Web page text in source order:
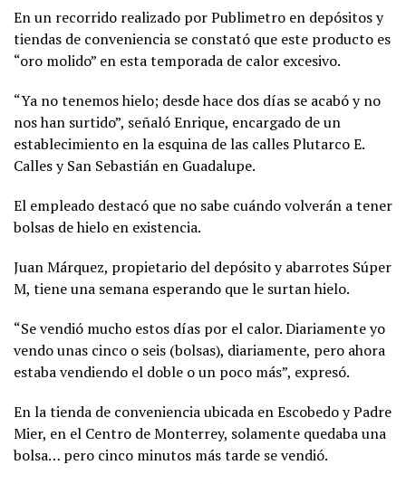
En un recorrido realizado por Publimetro en depósitos y
tiendas de conveniencia se constató que este producto es
“oro molido” en esta temporada de calor excesivo.
“Ya no tenemos hielo; desde hace dos días se acabó y no
nos han surtido”, señaló Enrique, encargado de un
establecimiento en la esquina de las calles Plutarco E.
Calles y San Sebastián en Guadalupe.
El empleado destacó que no sabe cuándo volverán a tener
bolsas de hielo en existencia.
Juan Márquez, propietario del depósito y abarrotes Súper
M, tiene una semana esperando que le surtan hielo.
“Se vendió mucho estos días por el calor. Diariamente yo
vendo unas cinco o seis (bolsas), diariamente, pero ahora
estaba vendiendo el doble o un poco más”, expresó.
En la tienda de conveniencia ubicada en Escobedo y Padre
Mier, en el Centro de Monterrey, solamente quedaba una
bolsa… pero cinco minutos más tarde se vendió.